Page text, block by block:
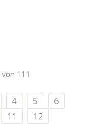
111
4 5
6
11
12